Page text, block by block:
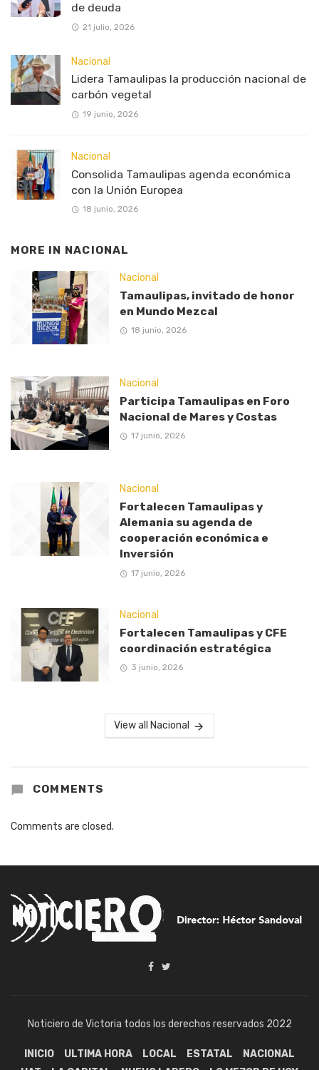
de deuda
21 julio, 2026
Nacional
Lidera Tamaulipas la producción nacional de
carbón vegetal
19 junio, 2026
Nacional
Consolida Tamaulipas agenda económica
con la Unión Europea
18 junio, 2026
MORE IN NACIONAL
Nacional
Tamaulipas, invitado de honor
en Mundo Mezcal
18 junio, 2026
Nacional
Participa Tamaulipas en Foro
Nacional de Mares y Costas
17 junio, 2026
Nacional
Fortalecen Tamaulipas y
Alemania su agenda de
cooperación económica e
Inversión
17 junio, 2026
Nacional
Fortalecen Tamaulipas y CFE
coordinación estratégica
3 junio, 2026
View all Nacional
COMMENTS
Comments are closed.
Noticiero de Victoria todos los derechos reservados 2022
INICIO ULTIMA HORA LOCAL ESTATAL
NACIONAL